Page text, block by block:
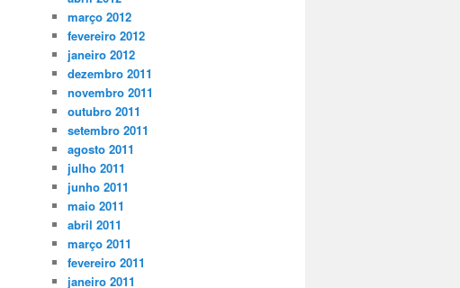
março 2012
fevereiro 2012
janeiro 2012
dezembro 2011
novembro 2011
outubro 2011
setembro 2011
agosto 2011
julho 2011
junho 2011
maio 2011
abril 2011
março 2011
fevereiro 2011
janeiro 2011